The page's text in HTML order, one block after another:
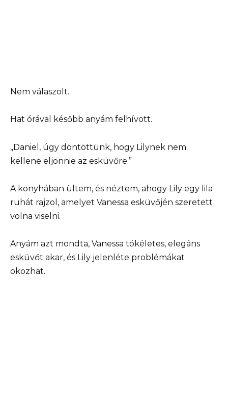
Nem válaszolt.
Hat órával később anyám felhívott.
„Daniel, úgy döntöttünk, hogy Lilynek nem
kellene eljönnie az esküvőre.”
A konyhában ültem, és néztem, ahogy Lily egy lila
ruhát rajzol, amelyet Vanessa esküvőjén szeretett
volna viselni.
Anyám azt mondta, Vanessa tökéletes, elegáns
esküvőt akar, és Lily jelenléte problémákat
okozhat.